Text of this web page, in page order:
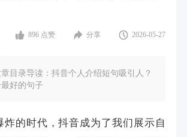
896 点赞 分享 2026-05-27
目录导读：抖音个人介绍短句吸引人？
好的句子
炸的时代，抖音成为了我们展示自